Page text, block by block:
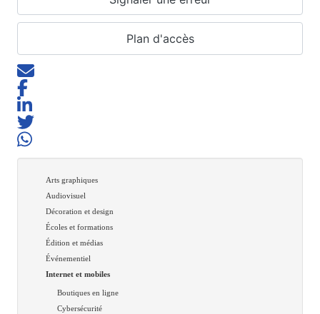
Plan d'accès
Arts graphiques
Audiovisuel
Décoration et design
Écoles et formations
Édition et médias
Événementiel
Internet et mobiles
Boutiques en ligne
Cybersécurité